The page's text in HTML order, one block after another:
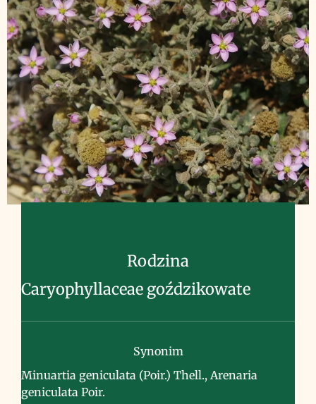
Rodzina
Caryophyllaceae goździkowate
Synonim
Minuartia geniculata (Poir.) Thell., Arenaria
geniculata Poir.